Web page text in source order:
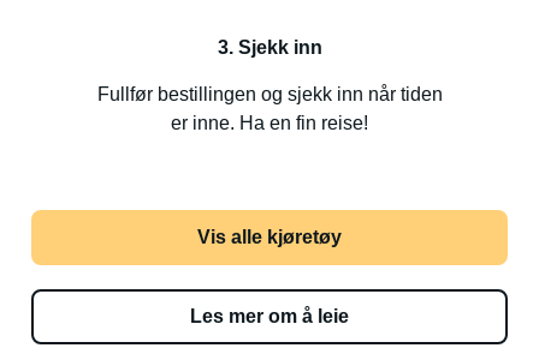
3. Sjekk inn
Fullfør bestillingen og sjekk inn når tiden
er inne. Ha en fin reise!
Vis alle kjøretøy
Les mer om å leie